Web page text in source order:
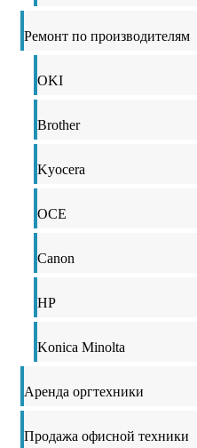
Ремонт по производителям
OKI
Brother
Kyocera
OCE
Canon
HP
Konica Minolta
Аренда оргтехники
Продажа офисной техники